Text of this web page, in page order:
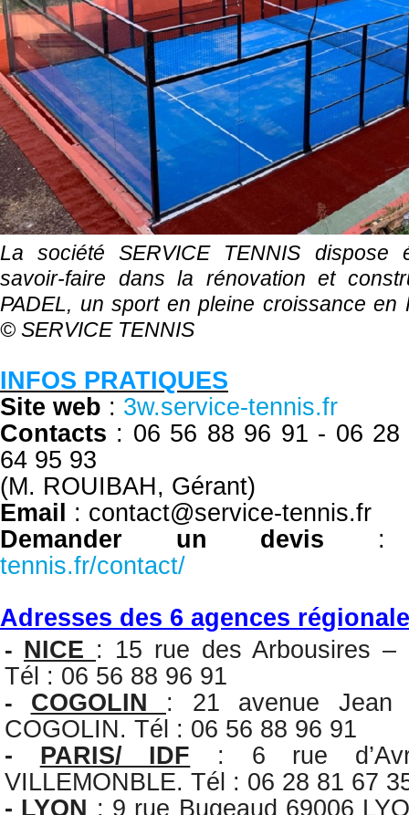
La société SERVICE TENNIS dispose
savoir-faire dans la rénovation et
PADEL, un sport en pleine croissance en
© SERVICE TENNIS
INFOS PRATIQUES
Site web : 3w.service-tennis.fr
Contacts : 06 56 88 96 91 - 06
64 95 93
(M. ROUIBAH, Gérant)
Email : contact@service-tennis.fr
Demander un devis
tennis.fr/contact/
Adresses des 6 agences
- NICE : 15 rue des Arbousires –
Tél : 06 56 88 96 91
- COGOLIN : 21 avenue Jean
COGOLIN. Tél : 06 56 88 96 91
- PARIS/ IDF : 6 rue
VILLEMONBLE. Tél : 06 28 81 67
- LYON : 9 rue Bugeaud 69006